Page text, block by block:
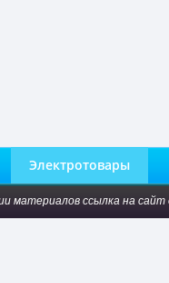
Электротовары
материалов ссылка на сайт